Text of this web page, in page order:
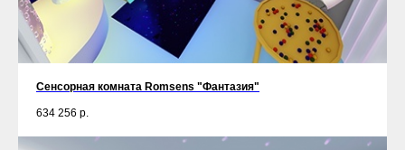
Сенсорная комната Romsens "Фантазия"
634 256 р.